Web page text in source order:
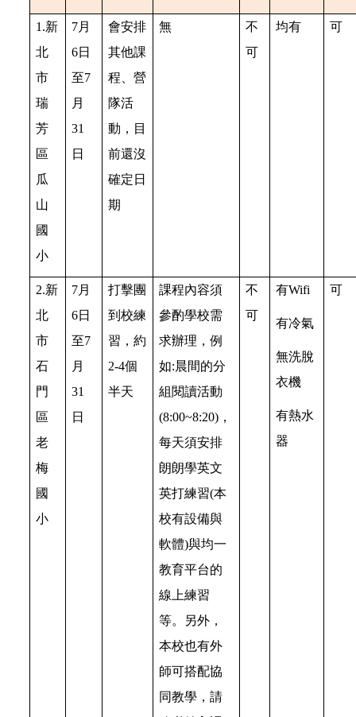
1.新
北
市
瑞
芳
區
瓜
山
國
小
7月
6日
至7
月
31
日
會安排
其他課
程、營
隊活
動，目
前還沒
確定日
期
無
不
可
均有 可
2.新
北
市
石
門
區
老
梅
國
小
7月
6日
至7
月
31
日
打擊團
到校練
習，約
2-4個
半天
課程內容須
參酌學校需
求辦理，例
如:晨間的分
組閱讀活動
(8:00~8:20)，
每天須安排
朗朗學英文
英打練習(本
校有設備與
軟體)與均一
教育平台的
線上練習
等。另外，
本校也有外
師可搭配協
同教學，請
不
可
有Wifi
有冷氣
無洗脫
衣機
有熱水
器
可